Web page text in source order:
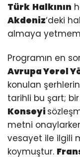
Türk Halkının
Akdeniz‘deki
almaya
Programın en
Avrupa Yerel
konulan
tarihli bu şart; bir
Konseyi
metni
vesayet ile ilgili
koymuştur.